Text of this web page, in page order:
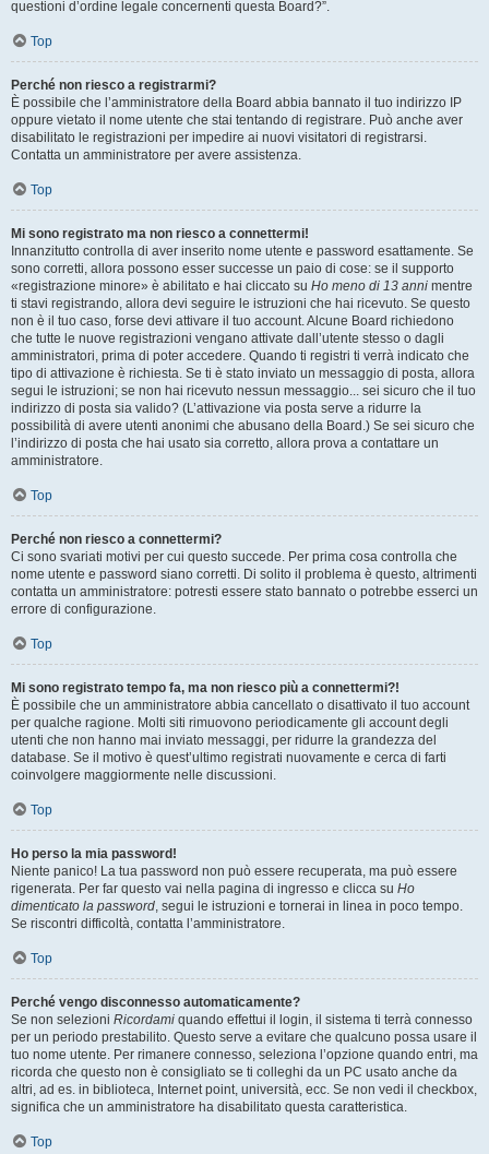
questioni d’ordine legale concernenti questa Board?”.
Top
Perché non riesco a registrarmi?
È possibile che l’amministratore della Board abbia bannato il tuo indirizzo IP
oppure vietato il nome utente che stai tentando di registrare. Può anche aver
disabilitato le registrazioni per impedire ai nuovi visitatori di registrarsi.
Contatta un amministratore per avere assistenza.
Top
Mi sono registrato ma non riesco a connettermi!
Innanzitutto controlla di aver inserito nome utente e password esattamente. Se
sono corretti, allora possono esser successe un paio di cose: se il supporto
«registrazione minore» è abilitato e hai cliccato su Ho meno di 13 anni mentre
ti stavi registrando, allora devi seguire le istruzioni che hai ricevuto. Se questo
non è il tuo caso, forse devi attivare il tuo account. Alcune Board richiedono
che tutte le nuove registrazioni vengano attivate dall’utente stesso o dagli
amministratori, prima di poter accedere. Quando ti registri ti verrà indicato che
tipo di attivazione è richiesta. Se ti è stato inviato un messaggio di posta, allora
segui le istruzioni; se non hai ricevuto nessun messaggio... sei sicuro che il tuo
indirizzo di posta sia valido? (L’attivazione via posta serve a ridurre la
possibilità di avere utenti anonimi che abusano della Board.) Se sei sicuro che
l’indirizzo di posta che hai usato sia corretto, allora prova a contattare un
amministratore.
Top
Perché non riesco a connettermi?
Ci sono svariati motivi per cui questo succede. Per prima cosa controlla che
nome utente e password siano corretti. Di solito il problema è questo, altrimenti
contatta un amministratore: potresti essere stato bannato o potrebbe esserci un
errore di configurazione.
Top
Mi sono registrato tempo fa, ma non riesco più a connettermi?!
È possibile che un amministratore abbia cancellato o disattivato il tuo account
per qualche ragione. Molti siti rimuovono periodicamente gli account degli
utenti che non hanno mai inviato messaggi, per ridurre la grandezza del
database. Se il motivo è quest’ultimo registrati nuovamente e cerca di farti
coinvolgere maggiormente nelle discussioni.
Top
Ho perso la mia password!
Niente panico! La tua password non può essere recuperata, ma può essere
rigenerata. Per far questo vai nella pagina di ingresso e clicca su Ho
dimenticato la password , segui le istruzioni e tornerai in linea in poco tempo.
Se riscontri difficoltà, contatta l’amministratore.
Top
Perché vengo disconnesso automaticamente?
Se non selezioni Ricordami quando effettui il login, il sistema ti terrà connesso
per un periodo prestabilito. Questo serve a evitare che qualcuno possa usare il
tuo nome utente. Per rimanere connesso, seleziona l’opzione quando entri, ma
ricorda che questo non è consigliato se ti colleghi da un PC usato anche da
altri, ad es. in biblioteca, Internet point, università, ecc. Se non vedi il checkbox,
significa che un amministratore ha disabilitato questa caratteristica.
Top